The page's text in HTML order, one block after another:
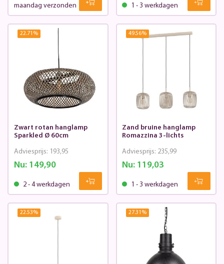
maandag verzonden
1 - 3 werkdagen
22.71 %
Zwart rotan hanglamp
Sparkled Ø 60cm
Nu:149,90
Adviesprijs: 193,95
2 - 4 werkdagen
49.56%
Zand bruine hanglamp
Romazzina 3-lichts
Nu: 119,03
Adviesprijs: 235,99
1 - 3 werkdagen
22.53% 27.31 %